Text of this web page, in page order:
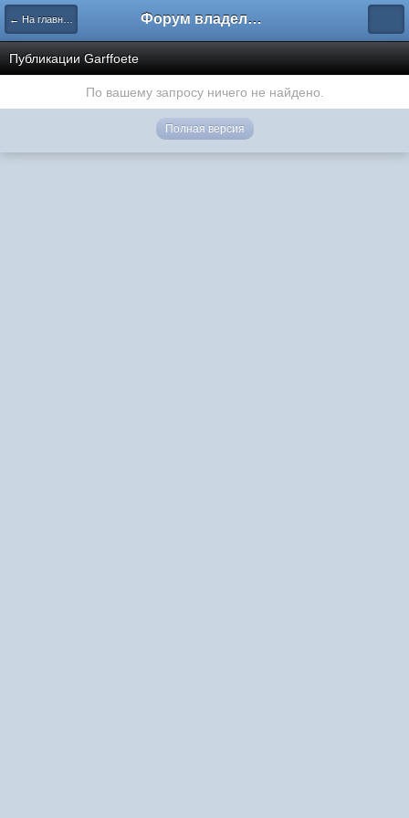
← На главную Форум владельцев интернет-магазинов
Публикации Garffoete
По вашему запросу ничего не найдено.
Полная версия